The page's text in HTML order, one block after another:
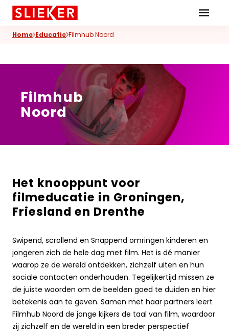
Skiplinks
Home Educatie Filmhub Noord
Filmhub
Noord
Het knooppunt voor
filmeducatie in Groningen,
Friesland en Drenthe
Swipend, scrollend en Snappend omringen kinderen en
jongeren zich de hele dag met film. Het is dé manier
waarop ze de wereld ontdekken, zichzelf uiten en hun
sociale contacten onderhouden. Tegelijkertijd missen ze
de juiste woorden om de beelden goed te duiden en hier
betekenis aan te geven. Samen met haar partners leert
Filmhub Noord de jonge kijkers de taal van film, waardoor
zij zichzelf en de wereld in een breder perspectief